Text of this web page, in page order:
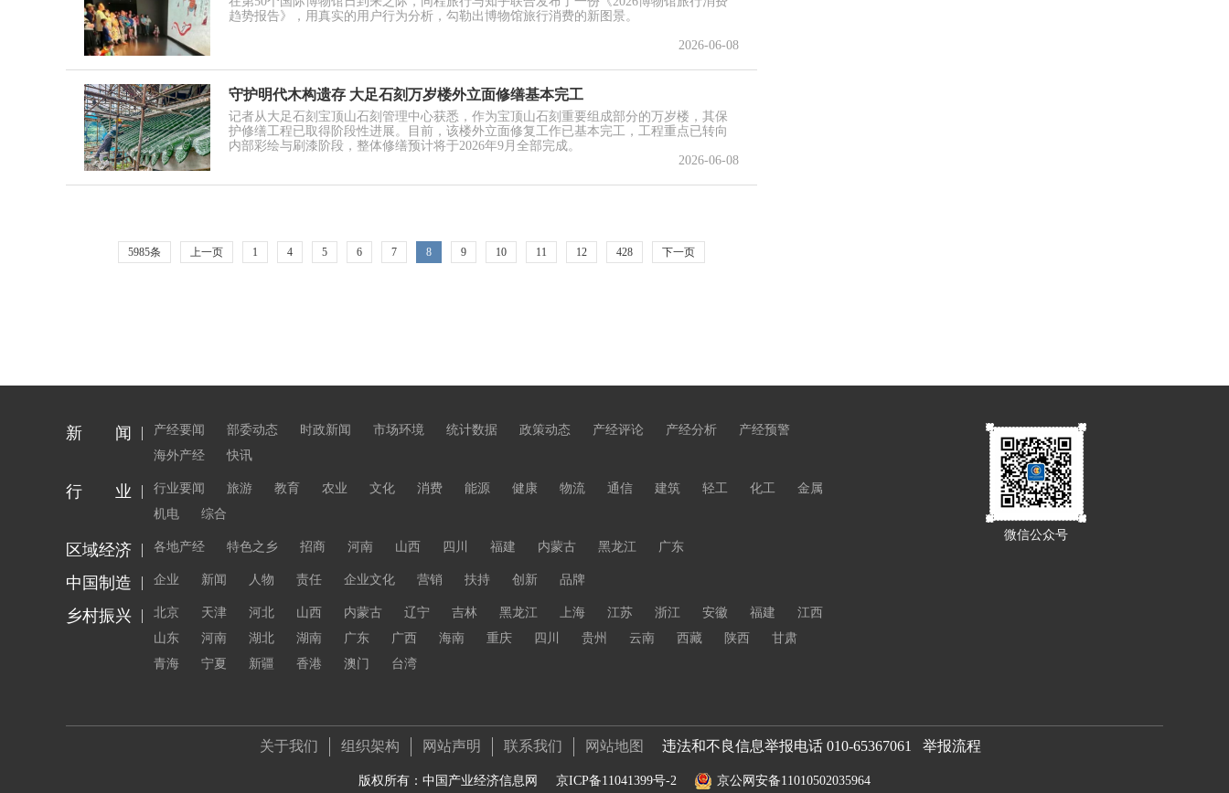
趋势报告》，用真实的用户行为分析，勾勒出博物馆旅行消费的新图景。
2026-06-08
守护明代木构遗存 大足石刻万岁楼外立面修缮基本完工
记者从大足石刻宝顶山石刻管理中心获悉，作为宝顶山石刻重要组成部分的万岁楼，其保
护修缮工程已取得阶段性进展。目前，该楼外立面修复工作已基本完工，工程重点已转向
内部彩绘与刷漆阶段，整体修缮预计将于2026年9月全部完成。
2026-06-08
5985条 上一页 1 4 5 6 7 8 9 10 11 12 428 下一页
微信公众号
新 闻 产经要闻 部委动态 时政新闻 市场环境 统计数据 政策动态 产经评论 产经分析
产经预警
海外产经
快讯
行 业 行业要闻 旅游 教育 农业 文化 消费 能源 健康 物流 通信 建筑 轻工 化工
金属
机电
综合
区域经济 各地产经 特色之乡 招商 河南 山西 四川 福建 内蒙古 黑龙江 广东
中国制造 企业 新闻 人物 责任 企业文化 营销 扶持 创新 品牌
乡村振兴 北京 天津 河北 山西 内蒙古 辽宁 吉林 黑龙江 上海 江苏 浙江 安徽 福建
江西
山东
河南 湖北 湖南 广东 广西 海南 重庆 四川 贵州 云南 西藏 陕西
甘肃
青海
宁夏 新疆 香港 澳门 台湾
关于我们 组织架构 网站声明 联系我们 网站地图 违法和不良信息举报电话 010-65367061 举报流程
版权所有：中国产业经济信息网 京ICP备11041399号-2 京公网安备11010502035964